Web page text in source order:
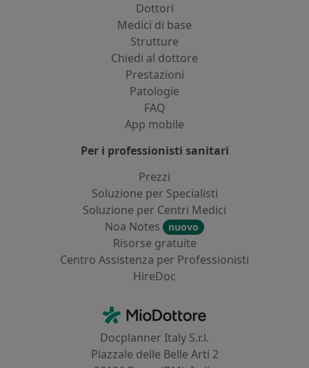
Dottori
Medici di base
Strutture
Chiedi al dottore
Prestazioni
Patologie
FAQ
App mobile
Per i professionisti sanitari
Prezzi
Soluzione per Specialisti
Soluzione per Centri Medici
Noa Notes
nuovo
Risorse gratuite
Centro Assistenza per Professionisti
HireDoc
MioDottore - Homepage
Docplanner Italy S.r.l.
Piazzale delle Belle Arti 2